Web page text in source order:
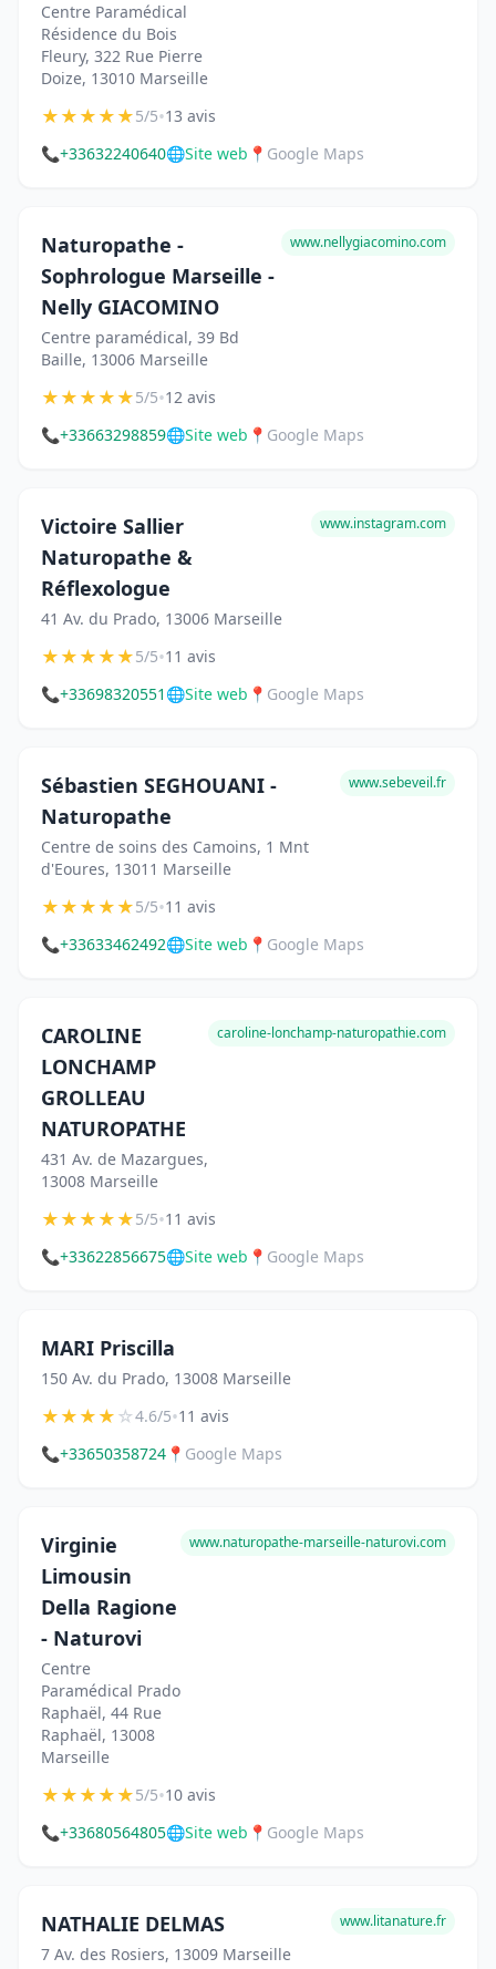
Centre Paramédical
Résidence du Bois
Fleury, 322 Rue Pierre
Doize, 13010 Marseille
★★★★★5/5•13 avis
📞+33632240640🌐Site web 📍 Google Maps
Naturopathe -
Sophrologue Marseille -
Nelly GIACOMINO
Centre paramédical, 39 Bd
Baille, 13006 Marseille
www.nellygiacomino.com
★★★★★5/5•12 avis
📞+33663298859🌐Site web 📍 Google Maps
Victoire Sallier
Naturopathe &
Réflexologue
41 Av. du Prado, 13006 Marseille
www.instagram.com
★★★★★5/5•11 avis
📞+33698320551 🌐Site web 📍 Google Maps
Sébastien SEGHOUANI -
Naturopathe
Centre de soins des Camoins, 1 Mnt
d'Eoures, 13011 Marseille
www.sebeveil.fr
★★★★★5/5•11 avis
📞+33633462492🌐Site web 📍 Google Maps
CAROLINE
LONCHAMP
GROLLEAU
NATUROPATHE
431 Av. de Mazargues,
13008 Marseille
caroline-lonchamp-naturopathie.com
★★★★★5/5•11 avis
📞+33622856675🌐Site web 📍 Google Maps
MARI Priscilla
150 Av. du Prado, 13008 Marseille
★★★★☆4.6/5•11 avis
📞+33650358724 📍 Google Maps
Virginie
Limousin
Della Ragione
- Naturovi
Centre
Paramédical Prado
Raphaël, 44 Rue
Raphaël, 13008
Marseille
www.naturopathe-marseille-naturovi.com
★★★★★5/5•10 avis
📞+33680564805🌐Site web 📍 Google Maps
NATHALIE DELMAS
7 Av. des Rosiers, 13009 Marseille
www.litanature.fr